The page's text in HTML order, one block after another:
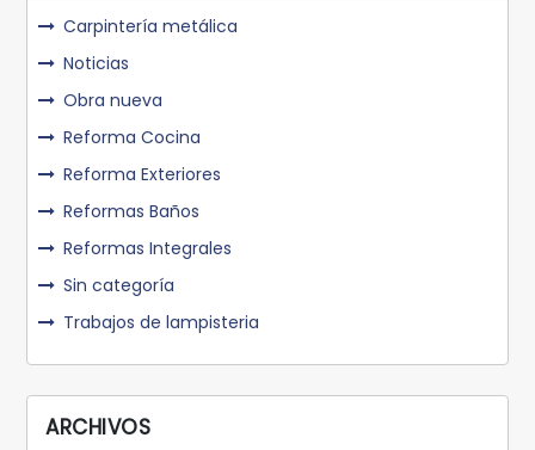
Carpintería metálica
Noticias
Obra nueva
Reforma Cocina
Reforma Exteriores
Reformas Baños
Reformas Integrales
Sin categoría
Trabajos de lampisteria
ARCHIVOS